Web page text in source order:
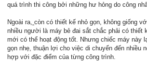
quá trình thi công bởi những hư hỏng do công
Ngoài ra, còn có thiết kế nhỏ gọn, không giống
nhiều người là máy bẻ đai sắt chắc phải có thiết
mới có thể hoạt động tốt. Nhưng chiếc máy này
gọn nhẹ, thuận lợi cho việc di chuyển đến nhiều
hợp với đặc điểm của từng công trình.